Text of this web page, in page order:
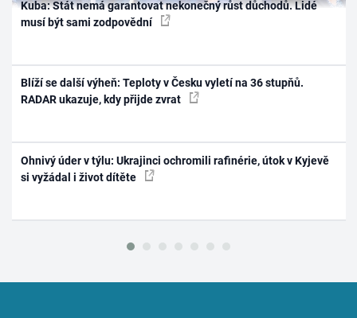
Kuba: Stát nemá garantovat nekonečný růst důchodů. Lidé
musí být sami zodpovědní
Blíží se další výheň: Teploty v Česku vyletí na 36 stupňů.
RADAR ukazuje, kdy přijde zvrat
Ohnivý úder v týlu: Ukrajinci ochromili rafinérie, útok v Kyjevě
si vyžádal i život dítěte